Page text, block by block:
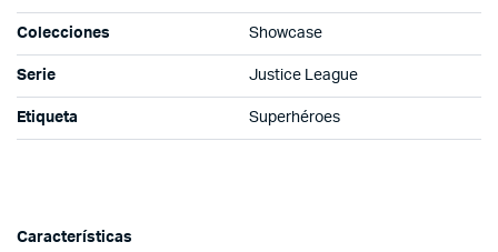
Colecciones Showcase
Serie Justice League
Etiqueta Superhéroes
Características